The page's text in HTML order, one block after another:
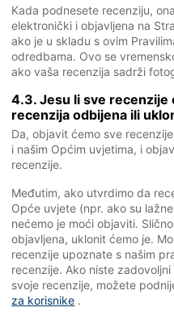
Kada podnesete recenziju,
elektronički i objavljena na
ako je u skladu s ovim
odredbama. Ovo se
ako vaša recenzija sadrži
4.3. Jesu li sve recenzije
recenzija odbijena ili
Da, objavit ćemo sve
i našim Općim uvjetima, i
recenzije.
Međutim, ako utvrdimo da
Opće uvjete (npr. ako su
nećemo je moći objaviti.
objavljena, uklonit ćemo je.
recenzije upoznate s našim
recenzije. Ako niste
svoje recenzije, možete
za korisnike .